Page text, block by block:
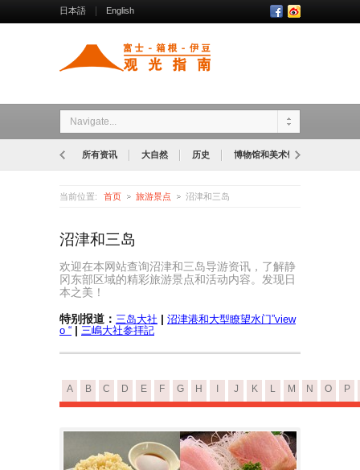
日本語 English
Navigate...
所有资讯 大自然 历史 博物馆和美术馆
当前位置: 首页 旅游景点 沼津和三岛
沼津和三岛
欢迎在本网站查询沼津和三岛导游资讯，了解静
冈东部区域的精彩旅游景点和活动内容。发现日
本之美！
特别报道： 三岛大社 | 沼津港和大型瞭望水门”view
o “ | 三嶋大社参拝記
A B C D E F G H J K L M N O P